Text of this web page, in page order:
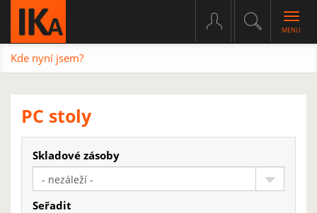
Kde nyní jsem?
PC stoly
Skladové zásoby
- nezáleží -
Seřadit